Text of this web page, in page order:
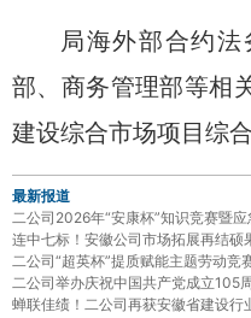
局海外部合约
部、商务管理部等相
建设综合市场项目 综
最新报道
二公司2026年“安康杯”知识竞赛暨
连中七标！安徽公司市场拓展再结硕
二公司“超英杯”提质赋能主题劳动竞
二公司举办庆祝中国共产党成立105
蝉联佳绩！二公司再获安徽省建设